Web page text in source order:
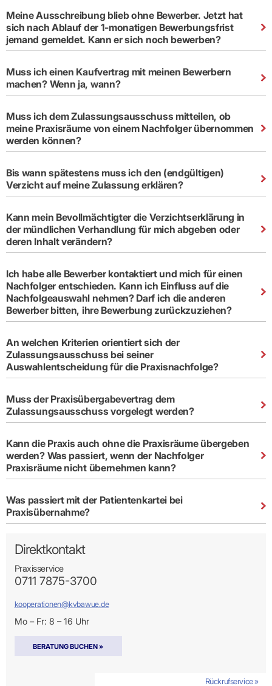
Meine Ausschreibung blieb ohne Bewerber. Jetzt hat
sich nach Ablauf der 1-monatigen Bewerbungsfrist
jemand gemeldet. Kann er sich noch bewerben?
Muss ich einen Kaufvertrag mit meinen Bewerbern
machen? Wenn ja, wann?
Muss ich dem Zulassungsausschuss mitteilen, ob
meine Praxisräume von einem Nachfolger übernommen
werden können?
Bis wann spätestens muss ich den (endgültigen)
Verzicht auf meine Zulassung erklären?
Kann mein Bevollmächtigter die Verzichtserklärung in
der mündlichen Verhandlung für mich abgeben oder
deren Inhalt verändern?
Ich habe alle Bewerber kontaktiert und mich für einen
Nachfolger entschieden. Kann ich Einfluss auf die
Nachfolgeauswahl nehmen? Darf ich die anderen
Bewerber bitten, ihre Bewerbung zurückzuziehen?
An welchen Kriterien orientiert sich der
Zulassungsausschuss bei seiner
Auswahlentscheidung für die Praxisnachfolge?
Muss der Praxisübergabevertrag dem
Zulassungsausschuss vorgelegt werden?
Kann die Praxis auch ohne die Praxisräume übergeben
werden? Was passiert, wenn der Nachfolger
Praxisräume nicht übernehmen kann?
Was passiert mit der Patientenkartei bei
Praxisübernahme?
Direktkontakt
Praxisservice
0711 7875-3700
kooperationen@kvbawue.de
Mo – Fr: 8 – 16 Uhr
BERATUNG BUCHEN »
Rückrufservice »